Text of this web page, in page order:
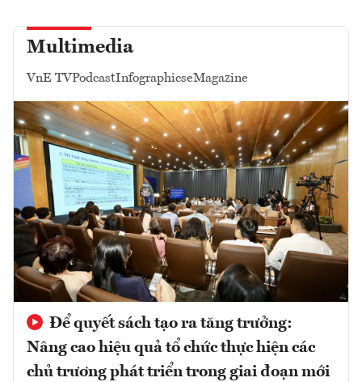
Multimedia
VnE TVPodcastInfographicseMagazine
Để quyết sách tạo ra tăng trưởng:
Nâng cao hiệu quả tổ chức thực hiện các
chủ trương phát triển trong giai đoạn mới